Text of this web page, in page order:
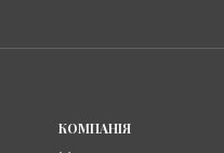
КОМПАНІЯ